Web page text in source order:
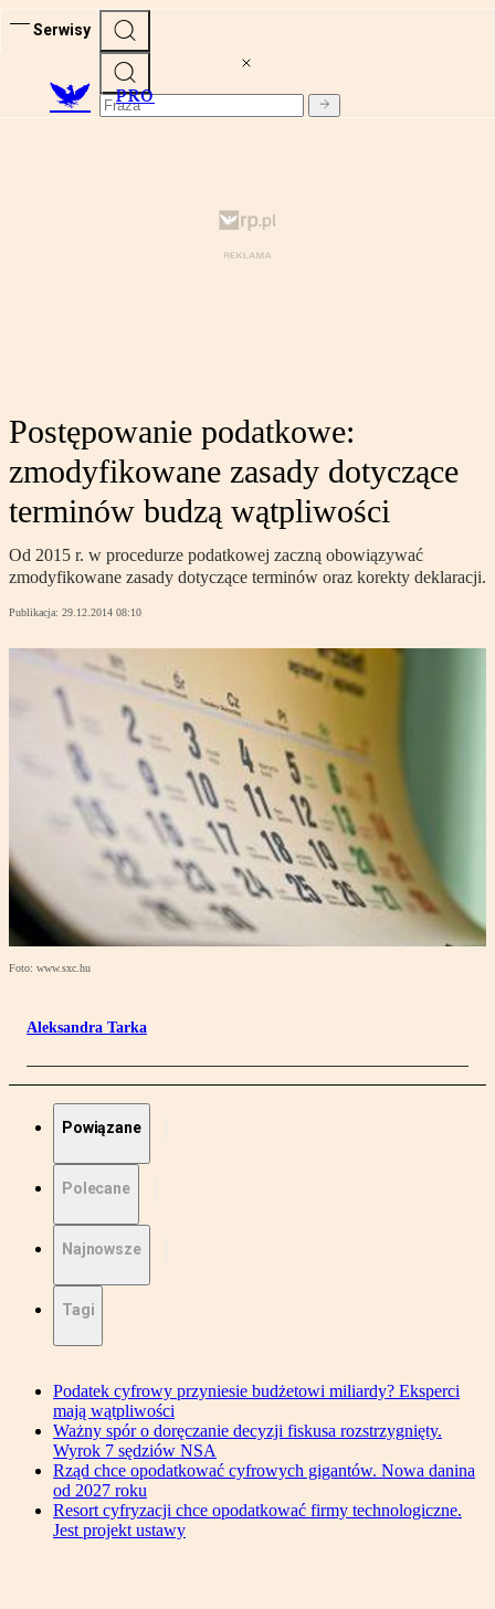
Serwisy
PRO
Postępowanie podatkowe:
zmodyfikowane zasady dotyczące
terminów budzą wątpliwości
Od 2015 r. w procedurze podatkowej zaczną obowiązywać
zmodyfikowane zasady dotyczące terminów oraz korekty deklaracji.
Publikacja: 29.12.2014 08:10
Foto: www.sxc.hu
Aleksandra Tarka
Powiązane
Polecane
Najnowsze
Tagi
Podatek cyfrowy przyniesie budżetowi miliardy? Eksperci
mają wątpliwości
Ważny spór o doręczanie decyzji fiskusa rozstrzygnięty.
Wyrok 7 sędziów NSA
Rząd chce opodatkować cyfrowych gigantów. Nowa danina
od 2027 roku
Resort cyfryzacji chce opodatkować firmy technologiczne.
Jest projekt ustawy